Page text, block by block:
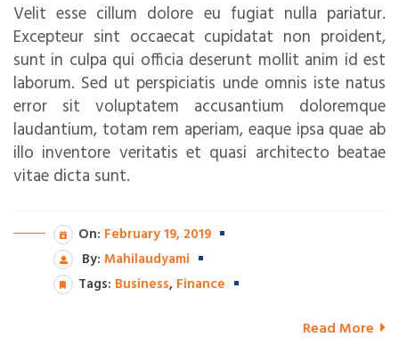
Velit esse cillum dolore eu fugiat nulla pariatur.
Excepteur sint occaecat cupidatat non proident,
sunt in culpa qui officia deserunt mollit anim id est
laborum. Sed ut perspiciatis unde omnis iste natus
error sit voluptatem accusantium doloremque
laudantium, totam rem aperiam, eaque ipsa quae ab
illo inventore veritatis et quasi architecto beatae
vitae dicta sunt.
On: February 19, 2019
By: Mahilaudyami
Tags: Business, Finance
Read More